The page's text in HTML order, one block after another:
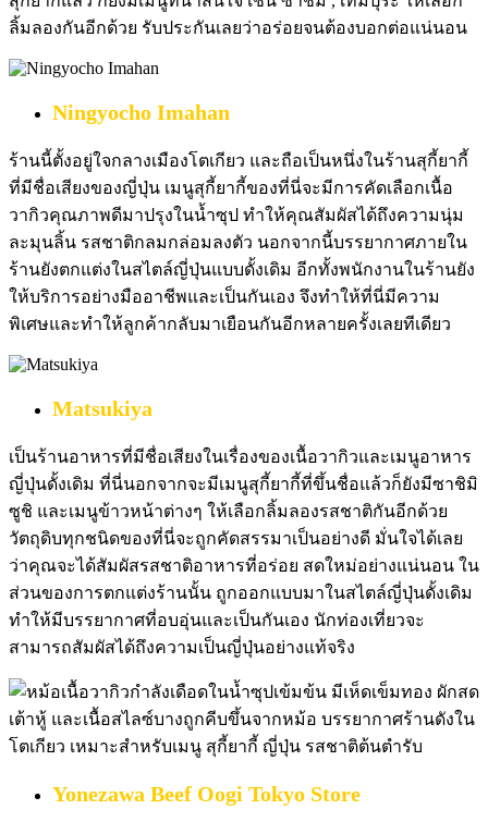
ลิ้มลองกันอีกด้วย รับประกันเลยว่าอร่อยจนต้องบอกต่อแน่นอน
Ningyocho Imahan
ร้านนี้ตั้งอยู่ใจกลางเมืองโตเกียว และถือเป็นหนึ่งในร้านสุกี้ยากี้
ที่มีชื่อเสียงของญี่ปุ่น เมนูสุกี้ยากี้ของที่นี่จะมีการคัดเลือกเนื้อ
วากิวคุณภาพดีมาปรุงในน้ำซุป ทำให้คุณสัมผัสได้ถึงความนุ่ม
ละมุนลิ้น รสชาติกลมกล่อมลงตัว นอกจากนี้บรรยากาศภายใน
ร้านยังตกแต่งในสไตล์ญี่ปุ่นแบบดั้งเดิม อีกทั้งพนักงานในร้านยัง
ให้บริการอย่างมืออาชีพและเป็นกันเอง จึงทำให้ที่นี่มีความ
พิเศษและทำให้ลูกค้ากลับมาเยือนกันอีกหลายครั้งเลยทีเดียว
Matsukiya
เป็นร้านอาหารที่มีชื่อเสียงในเรื่องของเนื้อวากิวและเมนูอาหาร
ญี่ปุ่นดั้งเดิม ที่นี่นอกจากจะมีเมนูสุกี้ยากี้ที่ขึ้นชื่อแล้วก็ยังมีซาชิมิ
ซูชิ และเมนูข้าวหน้าต่างๆ ให้เลือกลิ้มลองรสชาติกันอีกด้วย
วัตถุดิบทุกชนิดของที่นี่จะถูกคัดสรรมาเป็นอย่างดี มั่นใจได้เลย
ว่าคุณจะได้สัมผัสรสชาติอาหารที่อร่อย สดใหม่อย่างแน่นอน ใน
ส่วนของการตกแต่งร้านนั้น ถูกออกแบบมาในสไตล์ญี่ปุ่นดั้งเดิม
ทำให้มีบรรยากาศที่อบอุ่นและเป็นกันเอง นักท่องเที่ยวจะ
สามารถสัมผัสได้ถึงความเป็นญี่ปุ่นอย่างแท้จริง
Yonezawa Beef Oogi Tokyo Store